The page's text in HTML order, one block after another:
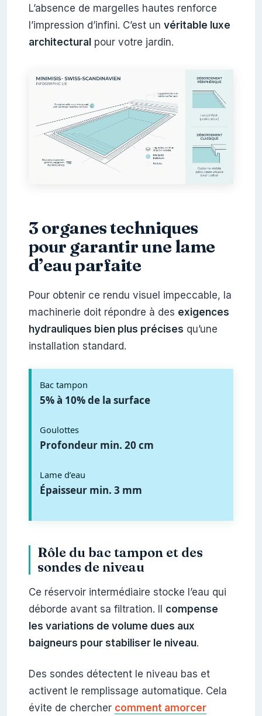
L’absence de margelles hautes renforce
l’impression d’infini. C’est un véritable luxe
architectural pour votre jardin.
3 organes techniques
pour garantir une lame
d’eau parfaite
Pour obtenir ce rendu visuel impeccable, la
machinerie doit répondre à des exigences
hydrauliques bien plus précises qu’une
installation standard.
Bac tampon
5% à 10% de la surface
Goulottes
Profondeur min. 20 cm
Lame d’eau
Épaisseur min. 3 mm
Rôle du bac tampon et des
sondes de niveau
Ce réservoir intermédiaire stocke l’eau qui
déborde avant sa filtration. Il compense
les variations de volume dues aux
baigneurs pour stabiliser le niveau.
Des sondes détectent le niveau bas et
activent le remplissage automatique. Cela
évite de chercher comment amorcer